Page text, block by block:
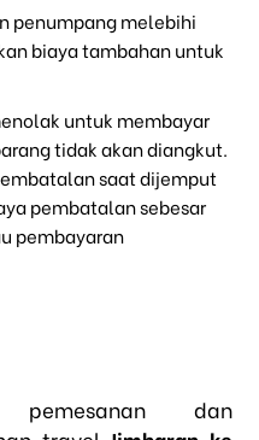
penumpang melebihi
biaya tambahan untuk
untuk membayar
tidak akan diangkut.
saat dijemput
pembatalan sebesar
pembayaran
pemesanan dan